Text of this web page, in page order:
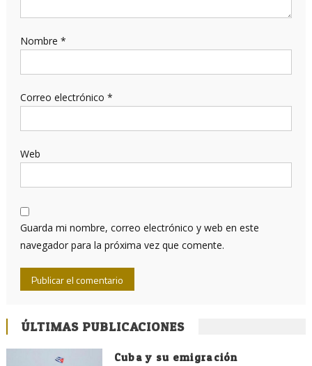
Nombre *
Correo electrónico *
Web
Guarda mi nombre, correo electrónico y web en este
navegador para la próxima vez que comente.
ÚLTIMAS PUBLICACIONES
Cuba y su emigración